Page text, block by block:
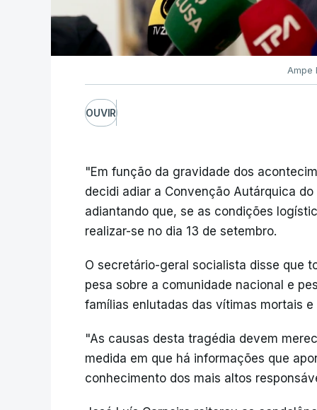
Ampe
OUVIR
"Em função da gravidade dos
decidi adiar a Convenção Autárquica
adiantando que, se as condições
realizar-se no dia 13 de setembro.
O secretário-geral socialista disse que
pesa sobre a comunidade nacional e
famílias enlutadas das vítimas mortais
"As causas desta tragédia devem
medida em que há informações que
conhecimento dos mais altos